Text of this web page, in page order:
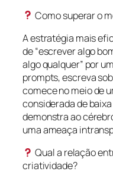
Como superar o
A estratégia mais
de “escrever algo
algo qualquer” por
prompts, escreva
comece no meio de
considerada de
demonstra ao
uma ameaça
Qual a relação
criatividade?